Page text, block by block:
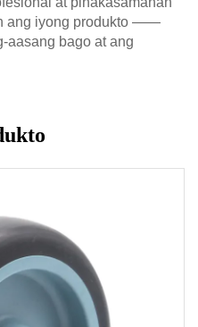
ang iyong produkto ——
aasang bago at ang